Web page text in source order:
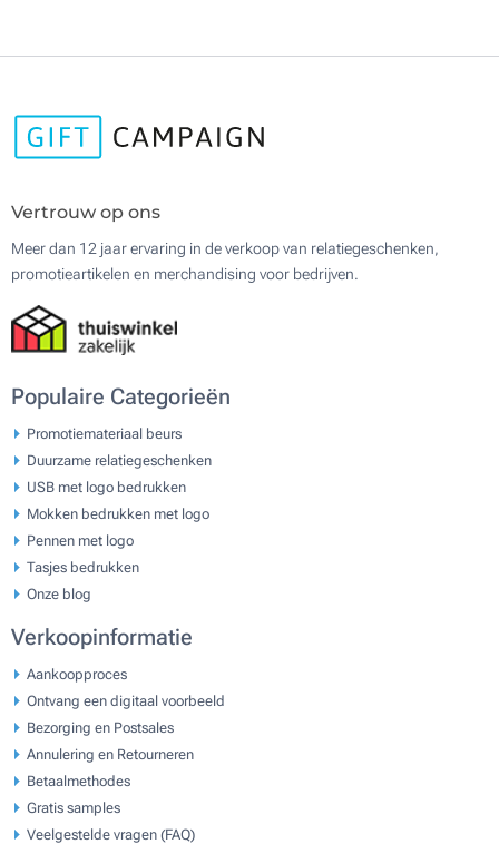
Vertrouw op ons
Meer dan 12 jaar ervaring in de verkoop van relatiegeschenken,
promotieartikelen en merchandising voor bedrijven.
Populaire Categorieën
Promotiemateriaal beurs
Duurzame relatiegeschenken
USB met logo bedrukken
Mokken bedrukken met logo
Pennen met logo
Tasjes bedrukken
Onze blog
Verkoopinformatie
Aankoopproces
Ontvang een digitaal voorbeeld
Bezorging en Postsales
Annulering en Retourneren
Betaalmethodes
Gratis samples
Veelgestelde vragen (FAQ)